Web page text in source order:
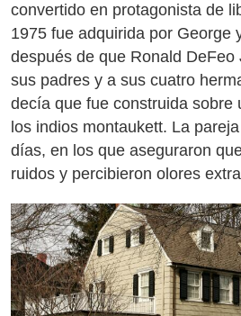
convertido en protagonista de
1975 fue adquirida por George
después de que Ronald DeFeo
sus padres y a sus cuatro
decía que fue construida sobre
los indios montaukett. La
días, en los que aseguraron
ruidos y percibieron olores